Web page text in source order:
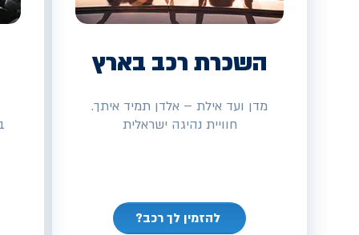
השכרת רכב בארץ
מדן ועד אילת – אלדן תמיד איתך.
חוויית נהיגה ישראלית
להזמין לך רכב?